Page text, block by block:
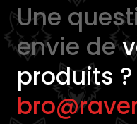
Une
envie de
produits ?